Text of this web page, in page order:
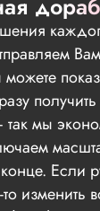
так мы
Если
изменить